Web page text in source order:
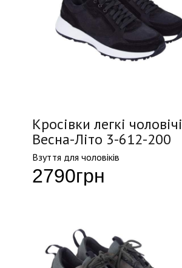
Кросівки легкі чоловічі
Весна-Літо 3-612-200
Взуття для чоловіків
2790грн